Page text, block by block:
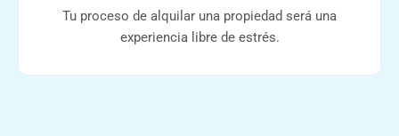
Tu proceso de alquilar una propiedad será una
experiencia libre de estrés.